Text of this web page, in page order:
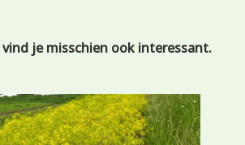
je misschien ook interessant.